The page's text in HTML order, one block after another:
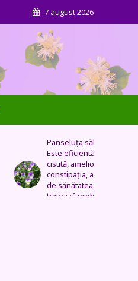
7 august 2026
Panseluța sălbatică –
Este eficientă pentru
cistită, ameliorează
constipația, are grijă
de sănătatea urinară,
tratează problemele